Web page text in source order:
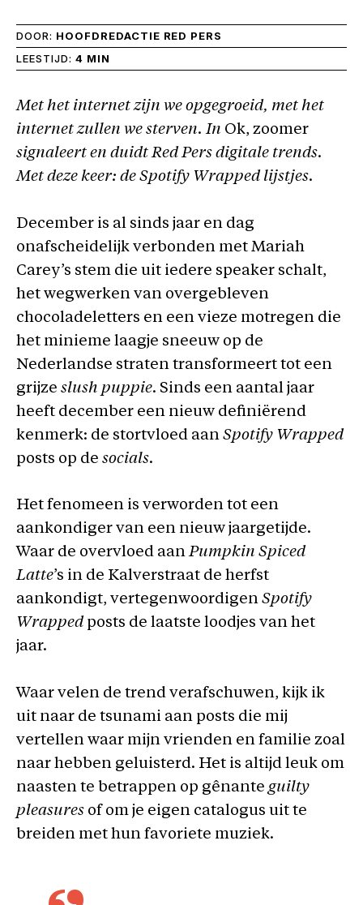
DOOR: HOOFDREDACTIE RED PERS
LEESTIJD: 4 MIN
Met het internet zijn we opgegroeid, met het
internet zullen we sterven. In Ok, zoomer
signaleert en duidt Red Pers digitale trends.
Met deze keer: de Spotify Wrapped lijstjes.
December is al sinds jaar en dag
onafscheidelijk verbonden met Mariah
Carey’s stem die uit iedere speaker schalt,
het wegwerken van overgebleven
chocoladeletters en een vieze motregen die
het minieme laagje sneeuw op de
Nederlandse straten transformeert tot een
grijze slush puppie. Sinds een aantal jaar
heeft december een nieuw definiërend
kenmerk: de stortvloed aan Spotify Wrapped
posts op de socials.
Het fenomeen is verworden tot een
aankondiger van een nieuw jaargetijde.
Waar de overvloed aanPumpkin Spiced
Latte’s in de Kalverstraat de herfst
aankondigt, vertegenwoordigen Spotify
Wrapped posts de laatste loodjes van het
jaar.
Waar velen de trend verafschuwen, kijk ik
uit naar de tsunami aan posts die mij
vertellen waar mijn vrienden en familie zoal
naar hebben geluisterd. Het is altijd leuk om
naasten te betrappen op gênante guilty
pleasures of om je eigen catalogus uit te
breiden met hun favoriete muziek.